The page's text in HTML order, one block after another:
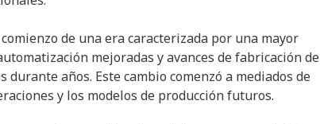
de una era caracterizada por una mayor
mejoradas y avances de fabricación de
años. Este cambio comenzó a mediados de
y los modelos de producción futuros.